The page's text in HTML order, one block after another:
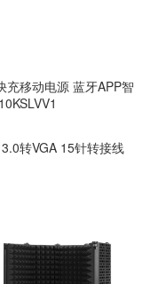
移动电源 蓝牙APP智
转VGA 15针转接线